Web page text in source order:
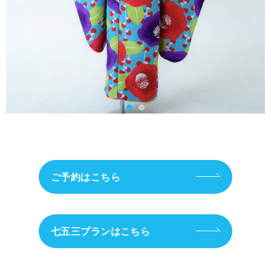
ご予約はこちら
七五三プランはこちら